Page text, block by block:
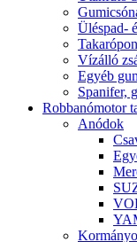
Üléspad-
Vízálló
Egyéb
Spanifer,
Robbanómotor
Anódok